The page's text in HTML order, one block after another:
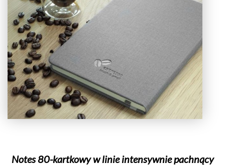
Notes 80-kartkowy w linie intensywnie pachnący